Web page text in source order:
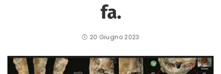
fa.
20 Giugno 2023